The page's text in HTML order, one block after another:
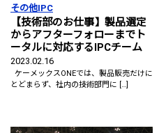
その他IPC
【技術部のお仕事】製品選定
からアフターフォローまでト
ータルに対応するIPCチーム
2023.02.16
ケーメックスONEでは、製品販売だけに
とどまらず、社内の技術部門に […]